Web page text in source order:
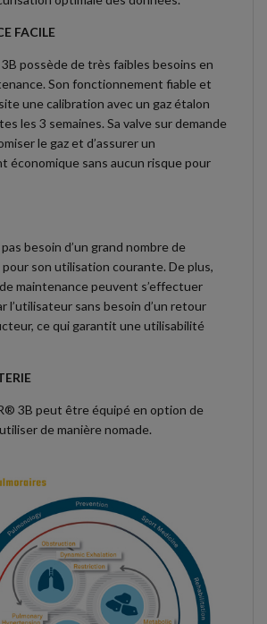
FACILE
possède de très faibles besoins en
Son fonctionnement fiable et
une calibration avec un gaz étalon
les 3 semaines. Sa valve sur demande
le gaz et d’assurer un
économique sans aucun risque pour
pas besoin d’un grand nombre de
pour son utilisation courante. De plus,
maintenance peuvent s’effectuer
l’utilisateur sans besoin d’un retour
ce qui garantit une utilisabilité
3B peut être équipé en option de
de manière nomade.